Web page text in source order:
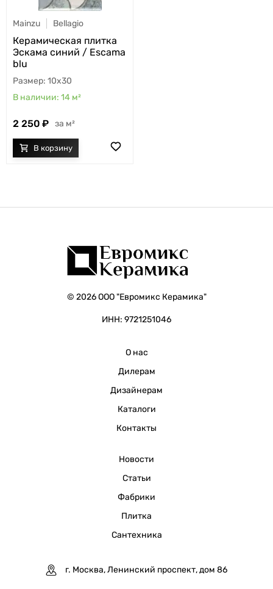
Mainzu Bellagio
Керамическая плитка
Эскама синий / Escama
blu
10x30
14 м²
2 250 м²
© 2026 ООО "Евромикс Керамика"
ИНН: 9721251046
О нас
Дилерам
Дизайнерам
Каталоги
Контакты
Новости
Статьи
Фабрики
Плитка
Сантехника
г. Москва, Ленинский проспект, дом 86